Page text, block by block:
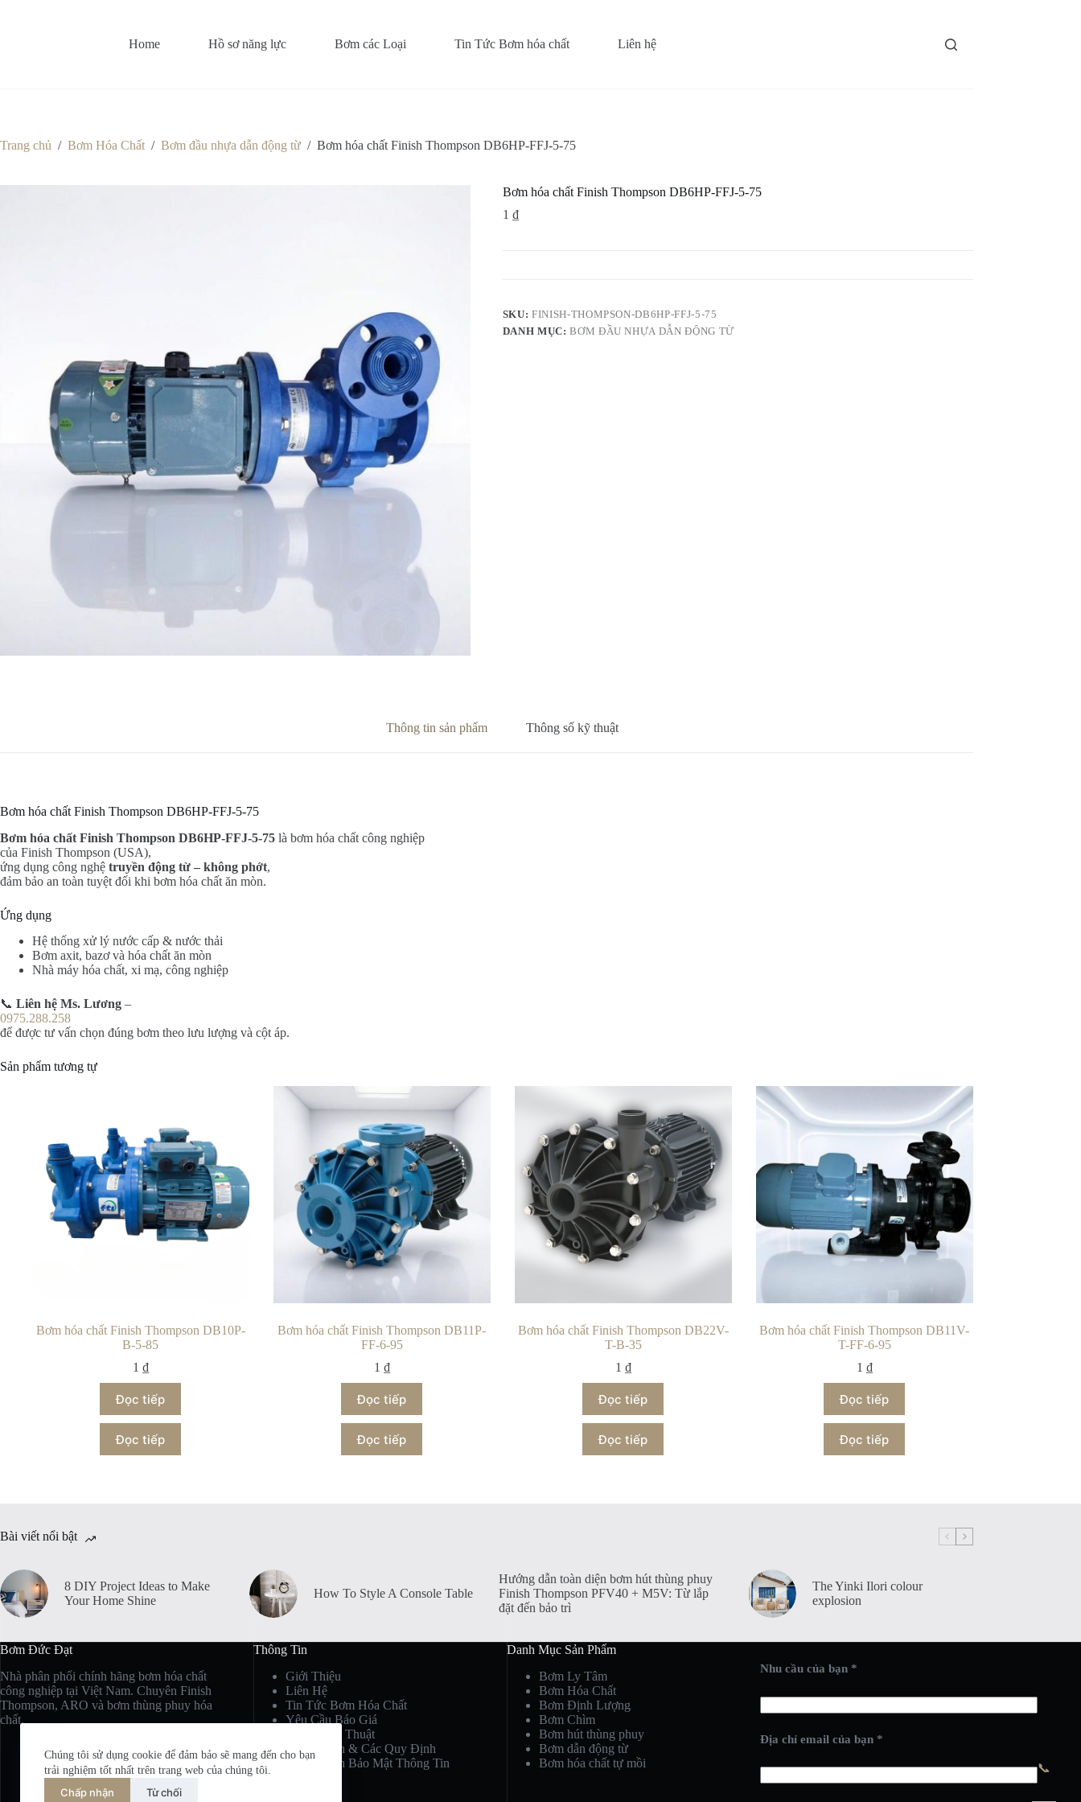
Chúng tôi sử dụng cookie để đảm bảo sẽ mang đến cho bạn
trải nghiệm tốt nhất trên trang web của chúng tôi.
Chấp nhận Từ chối
Home Hồ sơ năng lực Bơm các Loại Tin Tức Bơm hóa chất Liên hệ
Trang chủ / Bơm Hóa Chất / Bơm đầu nhựa dẫn động từ / Bơm hóa chất Finish Thompson DB6HP-FFJ-5-75
Bơm hóa chất Finish Thompson DB6HP-FFJ-5-75
1 ₫
SKU:FINISH-THOMPSON-DB6HP-FFJ-5-75
DANH MỤC:BƠM ĐẦU NHỰA DẪN ĐỘNG TỪ
Thông tin sản phẩm Thông số kỹ thuật
Bơm hóa chất Finish Thompson DB6HP-FFJ-5-75
Bơm hóa chất Finish Thompson DB6HP-FFJ-5-75 là bơm hóa chất công nghiệp
của Finish Thompson (USA),
ứng dụng công nghệ truyền động từ – không phớt,
đảm bảo an toàn tuyệt đối khi bơm hóa chất ăn mòn.
Ứng dụng
Hệ thống xử lý nước cấp & nước thải
Bơm axit, bazơ và hóa chất ăn mòn
Nhà máy hóa chất, xi mạ, công nghiệp
📞 Liên hệ Ms. Lương –
0975.288.258
để được tư vấn chọn đúng bơm theo lưu lượng và cột áp.
Sản phẩm tương tự
Bơm hóa chất Finish Thompson DB10P-
B-5-85
1 ₫
Đọc tiếp
Đọc tiếp
Bơm hóa chất Finish Thompson DB11P-
FF-6-95
1 ₫
Đọc tiếp
Đọc tiếp
Bơm hóa chất Finish Thompson DB22V-
T-B-35
1 ₫
Đọc tiếp
Đọc tiếp
Bơm hóa chất Finish Thompson DB11V-
T-FF-6-95
1 ₫
Đọc tiếp
Đọc tiếp
Bài viết nổi bật
8 DIY Project Ideas to Make
Your Home Shine
How To Style A Console Table
Hướng dẫn toàn diện bơm hút thùng phuy
Finish Thompson PFV40 + M5V: Từ lắp
đặt đến bảo trì
The Yinki Ilori colour
explosion
Bơm Đức Đạt
Nhà phân phối chính hãng bơm hóa chất
công nghiệp tại Việt Nam. Chuyên Finish
Thompson, ARO và bơm thùng phuy hóa
chất.
Thông Tin
Giới Thiệu
Liên Hệ
Tin Tức Bơm Hóa Chất
Yêu Cầu Báo Giá
Hỗ Trợ Kỹ Thuật
Chính Sách & Các Quy Định
Chính Sách Bảo Mật Thông Tin
Danh Mục Sản Phẩm
Bơm Ly Tâm
Bơm Hóa Chất
Bơm Định Lượng
Bơm Chìm
Bơm hút thùng phuy
Bơm dẫn động từ
Bơm hóa chất tự mồi
Nhu cầu của bạn *
Địa chỉ email của bạn *
📞